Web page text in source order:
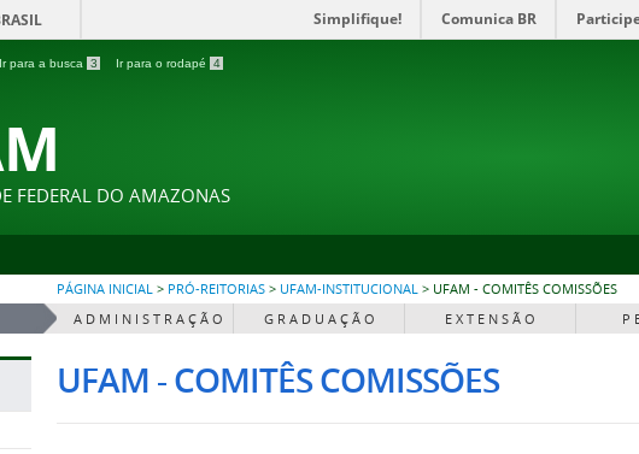
Simplifique! Comunica BR
Ir para a busca 3 Ir para o rodapé 4
FEDERAL DO AMAZONAS
PÁGINA INICIAL > PRÓ-REITORIAS > UFAM-INSTITUCIONAL > UFAM - COMITÊS COMISSÕES
A D M I N I S T R A Ç Ã O G R A D U A Ç Ã O E X T E N S Ã O P
UFAM - COMITÊS COMISSÕES